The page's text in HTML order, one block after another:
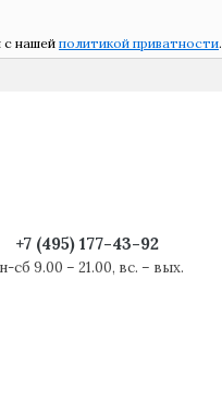
с нашей политикой приватности.
+7 (495) 177-43-92
сб 9.00 – 21.00, вс. – вых.